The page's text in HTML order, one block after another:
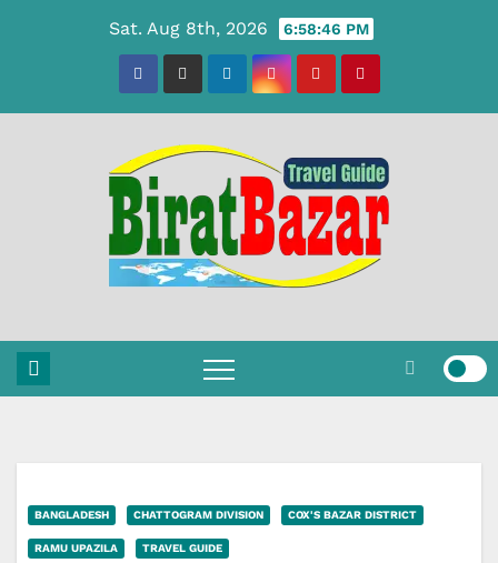
Sat. Aug 8th, 2026 6:58:47 PM
BANGLADESH CHATTOGRAM DIVISION COX'S BAZAR DISTRICT
RAMU UPAZILA TRAVEL GUIDE